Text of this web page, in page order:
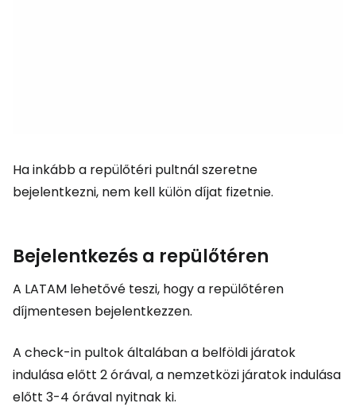
Ha inkább a repülőtéri pultnál szeretne
bejelentkezni, nem kell külön díjat fizetnie.
Bejelentkezés a repülőtéren
A LATAM lehetővé teszi, hogy a repülőtéren
díjmentesen bejelentkezzen.
A check-in pultok általában a belföldi járatok
indulása előtt 2 órával, a nemzetközi járatok indulása
előtt 3-4 órával nyitnak ki.